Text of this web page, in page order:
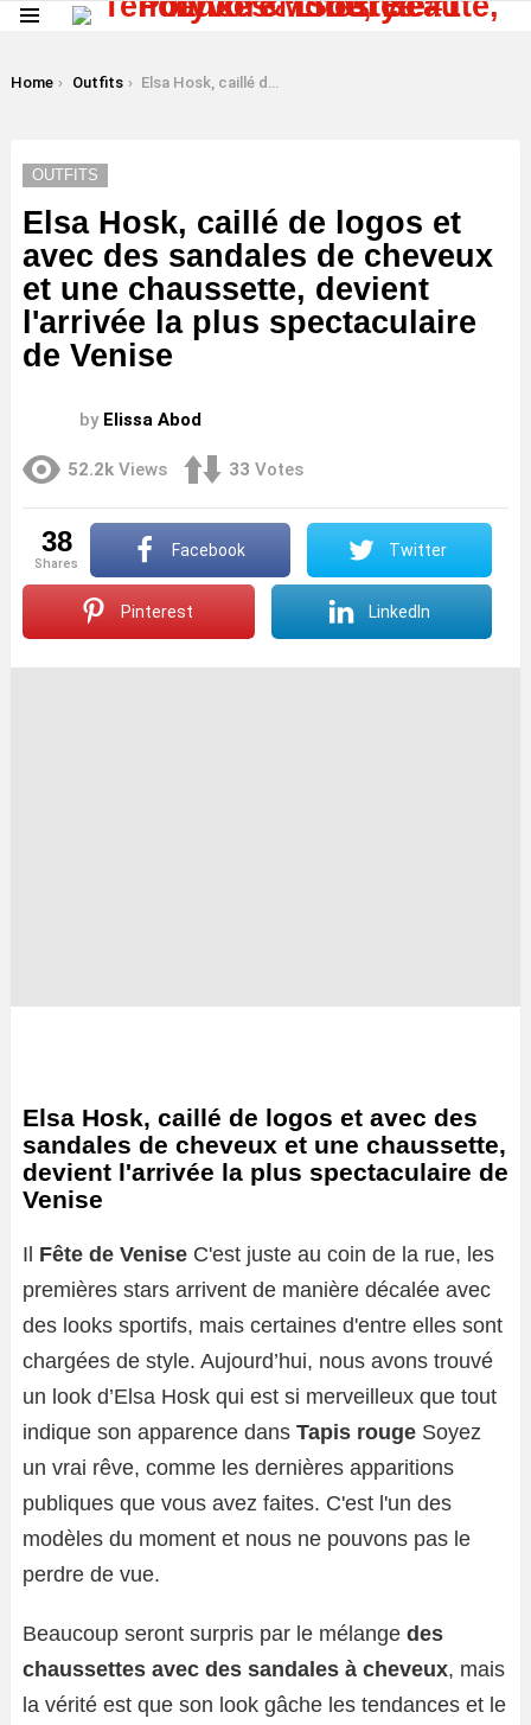
You are here:
Home Outfits Elsa Hosk, caillé de logos et avec des sandales de cheveux et une chaussette, devient l'arrivée la plus spectaculaire de Venise
OUTFITS
Elsa Hosk, caillé de logos et
avec des sandales de cheveux
et une chaussette, devient
l'arrivée la plus spectaculaire
de Venise
by Elissa Abod
52.2k Views 33 Votes
38
shares
Facebook Twitter
Pinterest LinkedIn
Elsa Hosk, caillé de logos et avec des
sandales de cheveux et une chaussette,
devient l'arrivée la plus spectaculaire de
Venise
Il Fête de Venise C'est juste au coin de la rue, les
premières stars arrivent de manière décalée avec
des looks sportifs, mais certaines d'entre elles sont
chargées de style. Aujourd’hui, nous avons trouvé
un look d’Elsa Hosk qui est si merveilleux que tout
indique son apparence dans Tapis rouge Soyez
un vrai rêve, comme les dernières apparitions
publiques que vous avez faites. C'est l'un des
modèles du moment et nous ne pouvons pas le
perdre de vue.
Beaucoup seront surpris par le mélange des
chaussettes avec des sandales à cheveux, mais
la vérité est que son look gâche les tendances et le